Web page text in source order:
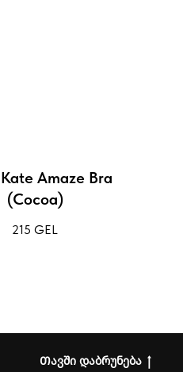
Amaze Bra
(Cocoa)
215 GEL
Თავში დაბრუნება